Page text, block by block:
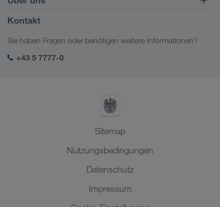
Kundenportal CONNECT
Digitale Lösungen
Kaukasus
Zentralasien
Naher Osten
Firmeninformation
Soziale Verantwortung
SHEQ-Management
Kontakt
Sie haben Fragen oder benötigen weitere Informationen?
+43 5 7777-0
Sitemap
Nutzungsbedingungen
Datenschutz
Impressum